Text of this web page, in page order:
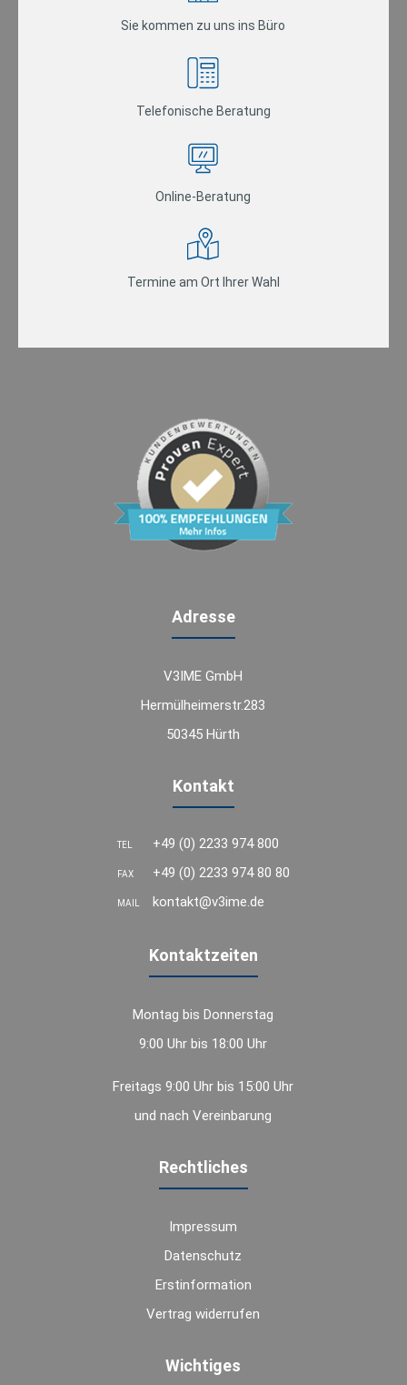
Sie kommen zu uns ins Büro
Telefonische Beratung
Online-Beratung
Termine am Ort Ihrer Wahl
Adresse
V3IME GmbH
Hermülheimerstr.283
50345 Hürth
Kontakt
TEL +49 (0) 2233 974 800
FAX +49 (0) 2233 974 80 80
MAIL kontakt@v3ime.de
Kontaktzeiten
Montag bis Donnerstag
9:00 Uhr bis 18:00 Uhr
Freitags 9:00 Uhr bis 15:00 Uhr
und nach Vereinbarung
Rechtliches
Impressum
Datenschutz
Erstinformation
Vertrag widerrufen
Wichtiges